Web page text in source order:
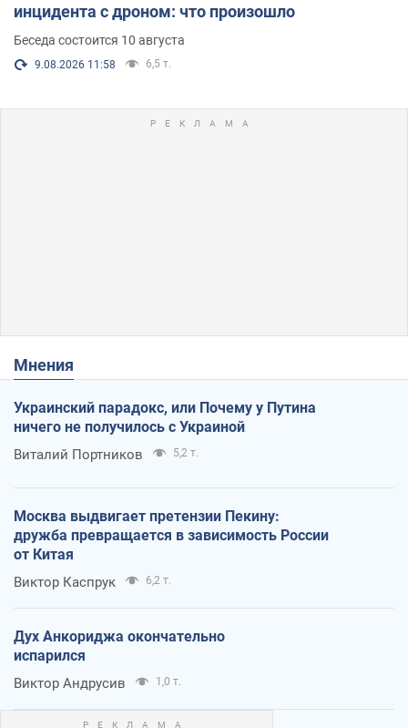
инцидента с дроном: что произошло
Беседа состоится 10 августа
9.08.2026 11:58 6,5 т.
Мнения
Украинский парадокс, или Почему у Путина
ничего не получилось с Украиной
Виталий Портников 5,2 т.
Москва выдвигает претензии Пекину:
дружба превращается в зависимость России
от Китая
Виктор Каспрук 6,2 т.
Дух Анкориджа окончательно
испарился
Виктор Андрусив 1,0 т.